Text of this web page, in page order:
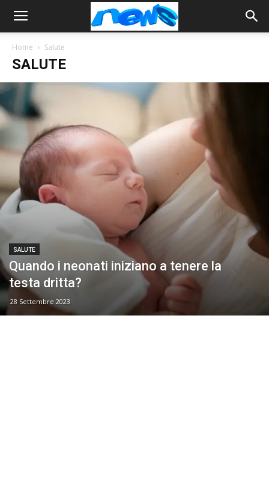
Home Salute
SALUTE
SALUTE
Quando i neonati iniziano a tenere la
testa dritta?
28 Settembre 2023